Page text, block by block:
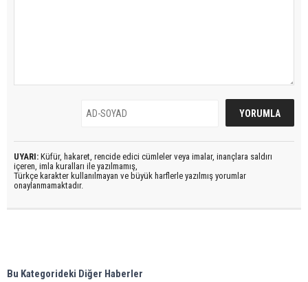
UYARI: Küfür, hakaret, rencide edici cümleler veya imalar, inançlara saldırı
içeren, imla kuralları ile yazılmamış,
Türkçe karakter kullanılmayan ve büyük harflerle yazılmış yorumlar
onaylanmamaktadır.
Bu Kategorideki Diğer Haberler